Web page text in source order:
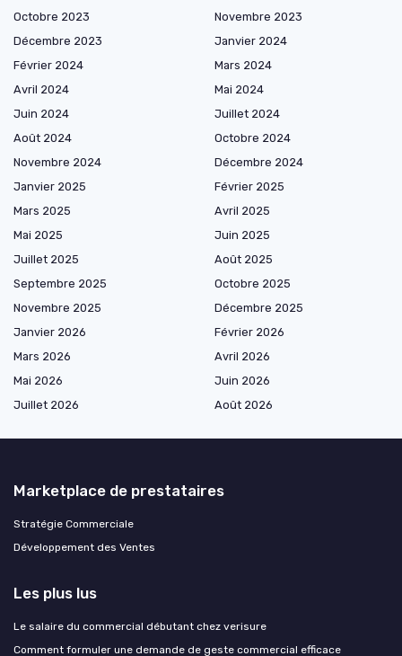
Octobre 2023
Novembre 2023
Décembre 2023
Janvier 2024
Février 2024
Mars 2024
Avril 2024
Mai 2024
Juin 2024
Juillet 2024
Août 2024
Octobre 2024
Novembre 2024
Décembre 2024
Janvier 2025
Février 2025
Mars 2025
Avril 2025
Mai 2025
Juin 2025
Juillet 2025
Août 2025
Septembre 2025
Octobre 2025
Novembre 2025
Décembre 2025
Janvier 2026
Février 2026
Mars 2026
Avril 2026
Mai 2026
Juin 2026
Juillet 2026
Août 2026
Marketplace de prestataires
Stratégie Commerciale
Développement des Ventes
Les plus lus
Le salaire du commercial débutant chez verisure
Comment formuler une demande de geste commercial efficace